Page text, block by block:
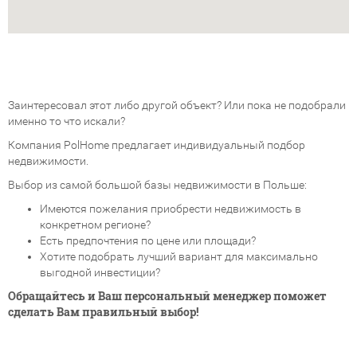
Заинтересовал этот либо другой объект? Или пока не подобрали
именно то что искали?
Компания PolHome предлагает индивидуальный подбор
недвижимости.
Выбор из самой большой базы недвижимости в Польше:
Имеются пожелания приобрести недвижимость в
конкретном регионе?
Есть предпочтения по цене или площади?
Хотите подобрать лучший вариант для максимально
выгодной инвестиции?
Обращайтесь и Ваш персональный менеджер поможет
сделать Вам правильный выбор!